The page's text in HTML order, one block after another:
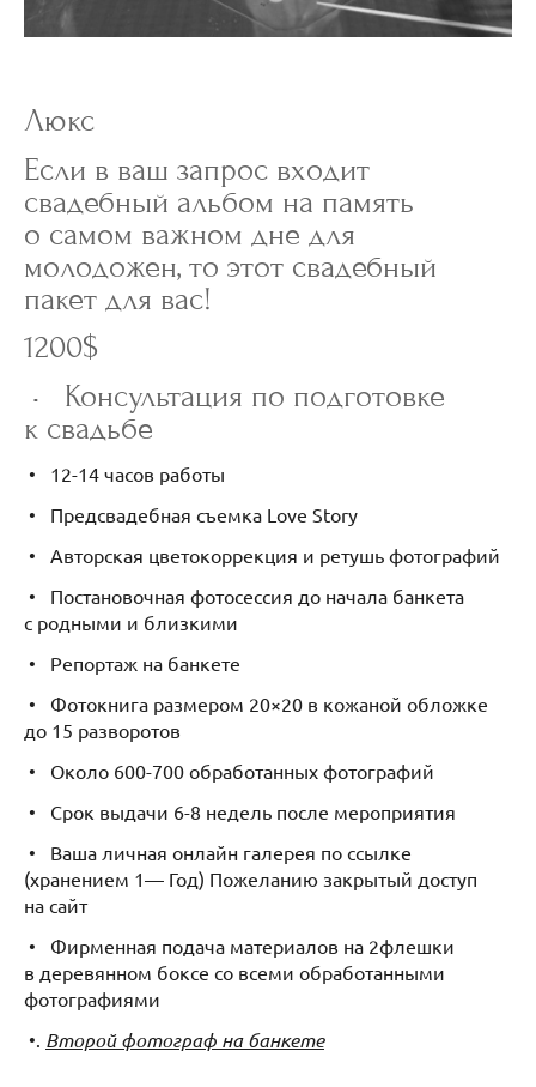
Люкс
Если в ваш запрос входит
свадебный альбом на память
о самом важном дне для
молодожен, то этот свадебный
пакет для вас!
1200$
• Консультация по подготовке
к свадьбе
• 12-14 часов работы
• Предсвадебная съемка Love Story
• Авторская цветокоррекция и ретушь фотографий
• Постановочная фотосессия до начала банкета
с родными и близкими
• Репортаж на банкете
• Фотокнига размером 20×20 в кожаной обложке
до 15 разворотов
• Около 600-700 обработанных фотографий
• Срок выдачи 6-8 недель после мероприятия
• Ваша личная онлайн галерея по ссылке
(хранением 1— Год) Пожеланию закрытый доступ
на сайт
• Фирменная подача материалов на 2флешки
в деревянном боксе со всеми обработанными
фотографиями
•. Второй фотограф на банкете